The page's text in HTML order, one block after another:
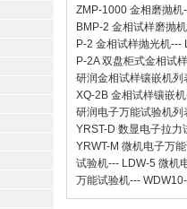
ZMP-1000 金相磨抛机
BMP-2 金相试样磨抛机
P-2 金相试样抛光机---
P-2A 双盘柜式金相试
研润金相试样镶嵌机列
XQ-2B 金相试样镶嵌机
研润电子万能试验机列
YRST-D 数显电子拉力
YRWT-M 微机电子万
试验机--- LDW-5 微机
万能试验机---